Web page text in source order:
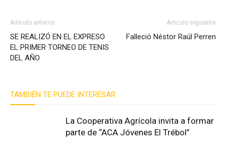
Artículo anterior
SE REALIZÓ EN EL EXPRESO
EL PRIMER TORNEO DE TENIS
DEL AÑO
Artículo siguiente
Falleció Néstor Raúl Perren
TAMBIÉN TE PUEDE INTERESAR
La Cooperativa Agrícola invita a formar
parte de “ACA Jóvenes El Trébol”